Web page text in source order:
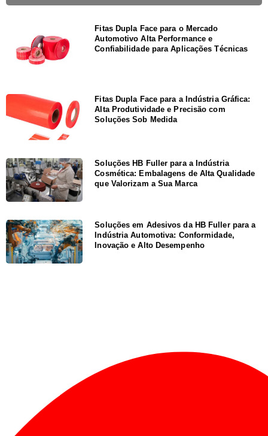
Fitas Dupla Face para o Mercado
Automotivo Alta Performance e
Confiabilidade para Aplicações Técnicas
Fitas Dupla Face para a Indústria Gráfica:
Alta Produtividade e Precisão com
Soluções Sob Medida
Soluções HB Fuller para a Indústria
Cosmética: Embalagens de Alta Qualidade
que Valorizam a Sua Marca
Soluções em Adesivos da HB Fuller para a
Indústria Automotiva: Conformidade,
Inovação e Alto Desempenho